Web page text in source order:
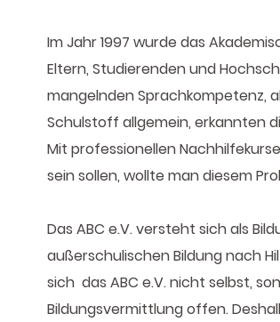
Im Jahr 1997 wurde das
Eltern, Studierenden und
mangelnden Sprachkompetenz,
Schulstoff allgemein, erkannten
Mit professionellen
sein sollen, wollte man diesem
Das ABC e.V. versteht sich als
außerschulischen Bildung nach
sich das ABC e.V. nicht selbst,
Bildungsvermittlung offen.